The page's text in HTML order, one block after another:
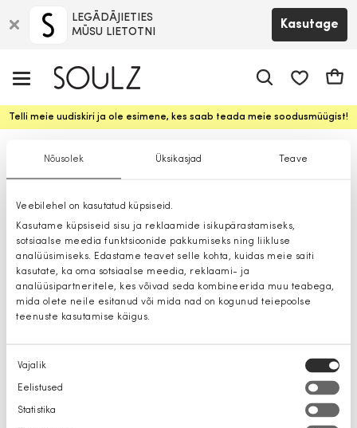
Nõusolek Üksikasjad Teave
Veebilehel on kasutatud küpsiseid.
Kasutame küpsiseid sisu ja reklaamide isikupärastamiseks,
sotsiaalse meedia funktsioonide pakkumiseks ning liikluse
analüüsimiseks. Edastame teavet selle kohta, kuidas meie saiti
kasutate, ka oma sotsiaalse meedia, reklaami- ja
analüüsipartneritele, kes võivad seda kombineerida muu teabega,
mida olete neile esitanud või mida nad on kogunud teiepoolse
teenuste kasutamise käigus.
Nõusoleku
valik
Vajalik
Eelistused
Statistika
LEGĀDĀJIETIES
MŪSU LIETOTNI
Kasutage
Telli meie uudiskiri ja ole esimene, kes saab teada meie soodusmüügist!
A
ACCESSORIES
ALDO
AMI RTW
BLEND